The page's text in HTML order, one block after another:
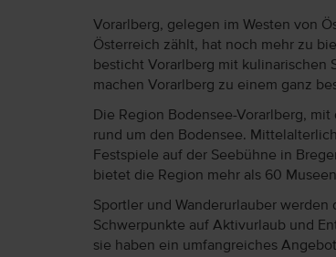
Vorarlberg, gelegen im Westen von
Österreich zählt, hat noch mehr zu
besticht Vorarlberg mit
machen Vorarlberg zu einem ganz
Die Region Bodensee-Vorarlberg,
rund um den Bodensee.
Festspiele auf der Seebühne in
bietet die Region mehr als 60
Sportler und Wanderurlauber
Schwerpunkte auf Aktivurlaub und
sie haben ein umfangreiches